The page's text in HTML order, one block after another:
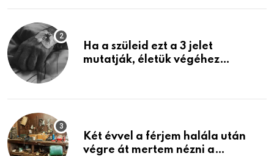
Ha a szüleid ezt a 3 jelet
mutatják, életük végéhez
Két évvel a férjem halála után
végre át mertem nézni a